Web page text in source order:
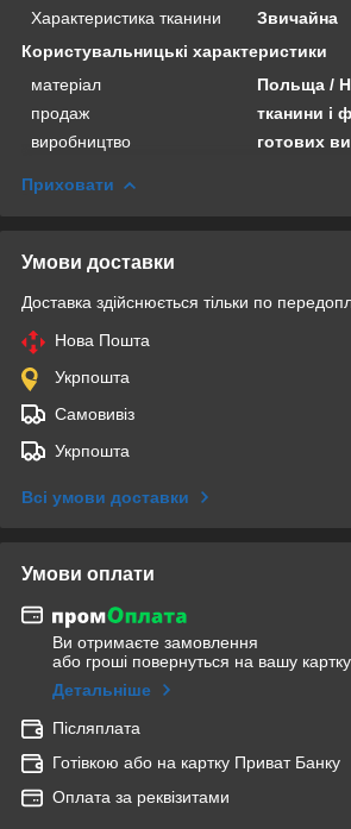
Характеристика тканини
Звичайна
Користувальницькі характеристики
матеріал
Польща /
продаж
тканини і
виробництво
готових
Приховати
Умови доставки
Доставка здійснюється тільки по
Нова Пошта
Укрпошта
Самовивіз
Укрпошта
Всі умови доставки
Умови оплати
Ви отримаєте замовлення
або гроші повернуться на вашу картку
Детальніше
Післяплата
Готівкою або на картку Приват Банку
Оплата за реквізитами